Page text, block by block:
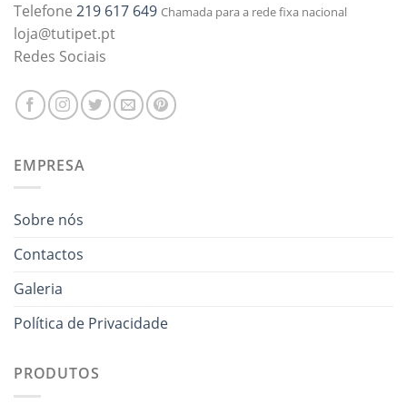
Telefone 219 617 649 Chamada para a rede fixa nacional
loja@tutipet.pt
Redes Sociais
EMPRESA
Sobre nós
Contactos
Galeria
Política de Privacidade
PRODUTOS